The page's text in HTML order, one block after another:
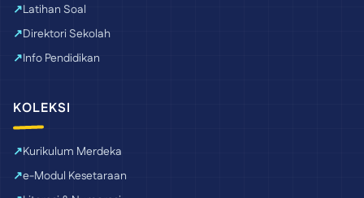
Latihan Soal
Direktori Sekolah
Info Pendidikan
KOLEKSI
Kurikulum Merdeka
e-Modul Kesetaraan